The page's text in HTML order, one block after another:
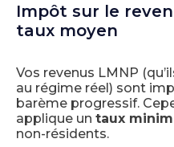
Impôt sur le
taux moyen
Vos revenus LMNP
au régime réel) sont
barème progressif.
applique un taux
non-résidents.